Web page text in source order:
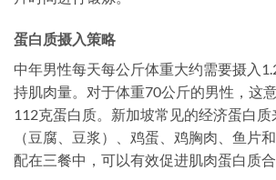
蛋白质摄入策略
中年男性每天每公斤体重大约需要摄入
持肌肉量。对于体重70公斤的男性，这
112克蛋白质。新加坡常见的经济蛋白
（豆腐、豆浆）、鸡蛋、鸡胸肉、鱼片
配在三餐中，可以有效促进肌肉蛋白质合